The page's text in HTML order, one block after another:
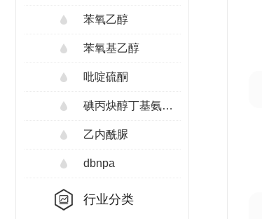
苯氧乙醇
苯氧基乙醇
吡啶硫酮
碘丙炔醇丁基氨甲酸酯
乙内酰脲
dbnpa
行业分类